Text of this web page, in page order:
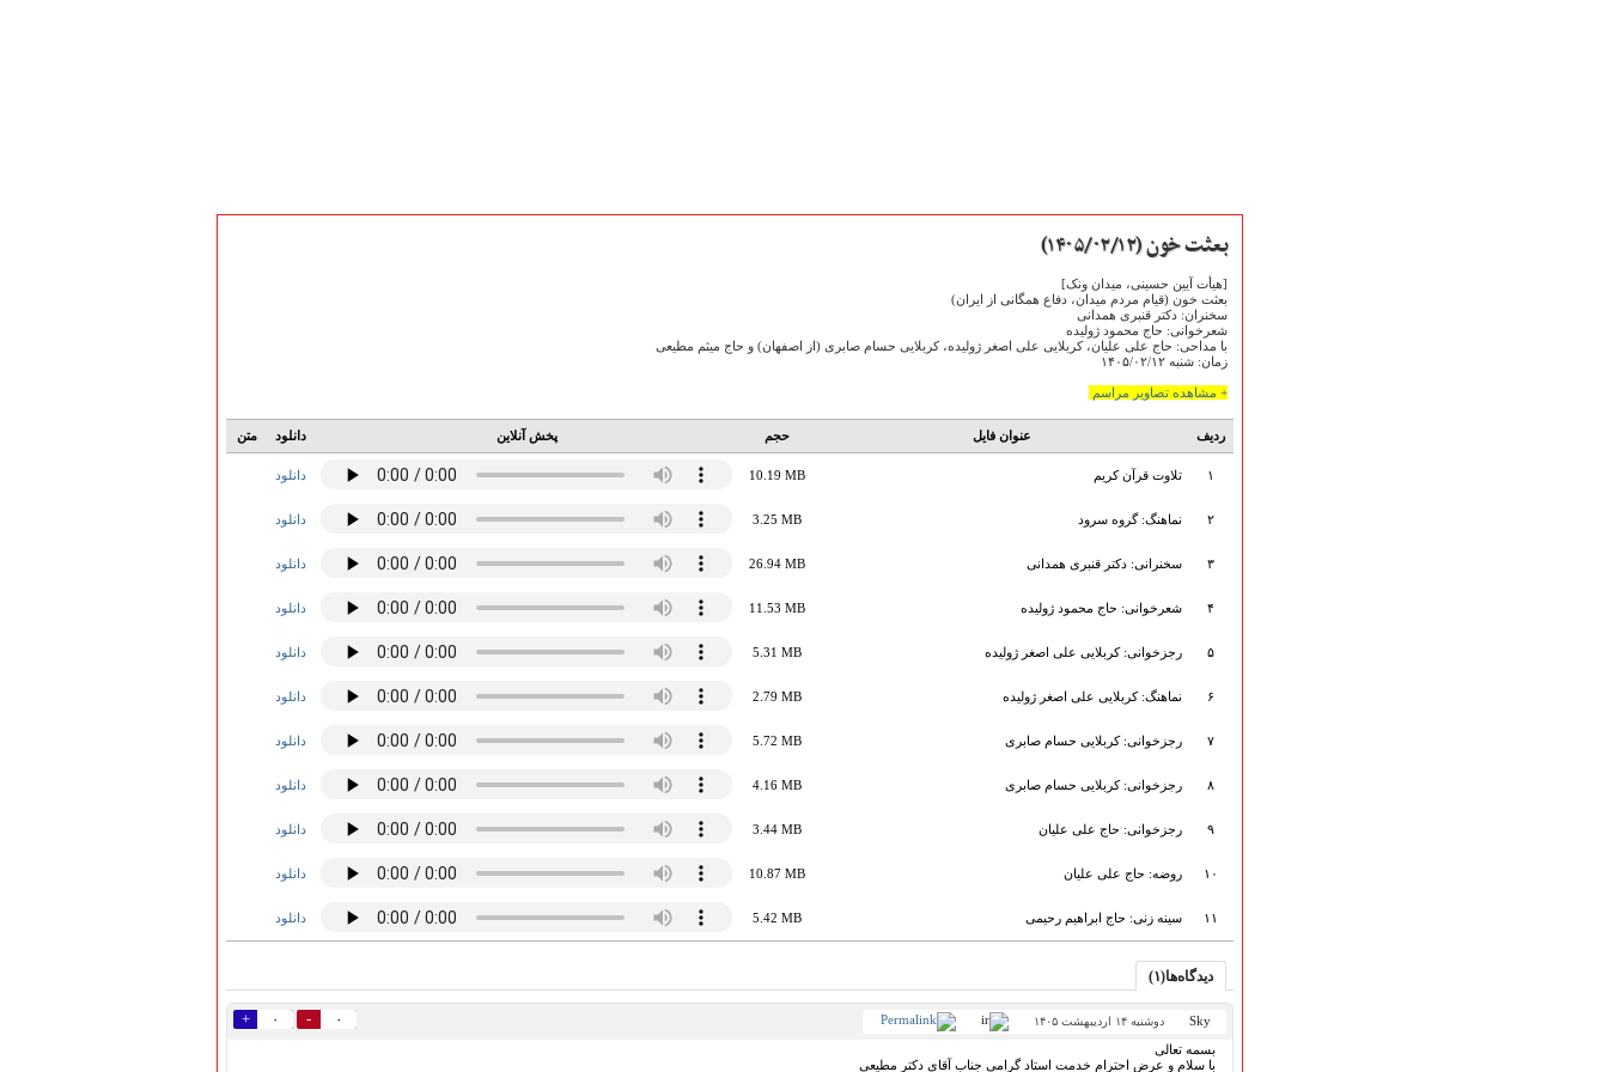
بعثت خون (۱۴۰۵/۰۲/۱۲)
[هیأت آیین حسینی، میدان ونک]
بعثت خون (قیام مردم میدان، دفاع همگانی از ایران)
سخنران: دکتر قنبری همدانی
شعرخوانی: حاج محمود ژولیده
با مداحی: حاج علی علیان، کربلایی علی اصغر ژولیده، کربلایی حسام صابری (از اصفهان) و حاج میثم مطیعی
زمان: شنبه ۱۴۰۵/۰۲/۱۲
+ مشاهده تصاویر مراسم
ردیف عنوان فایل حجم پخش آنلاین دانلود متن
۱ تلاوت قرآن کریم 10.19 MB دانلود
۲ نماهنگ: گروه سرود 3.25 MB دانلود
۳ سخنرانی: دکتر قنبری همدانی 26.94 MB دانلود
۴ شعرخوانی: حاج محمود ژولیده 11.53 MB دانلود
۵ رجزخوانی: کربلایی علی اصغر ژولیده 5.31 MB دانلود
۶ نماهنگ: کربلایی علی اصغر ژولیده 2.79 MB دانلود
۷ رجزخوانی: کربلایی حسام صابری 5.72 MB دانلود
۸ رجزخوانی: کربلایی حسام صابری 4.16 MB دانلود
۹ رجزخوانی: حاج علی علیان 3.44 MB دانلود
۱۰ روضه: حاج علی علیان 10.87 MB دانلود
۱۱ سینه زنی: حاج ابراهیم رحیمی 5.42 MB دانلود
دیدگاه‌ها(۱)
Sky دوشنبه ۱۴ اردیبهشت ۱۴۰۵ ۰ + ۰ -
بسمه تعالی
با سلام و عرض احترام خدمت استاد گرامی جناب آقای دکتر مطیعی